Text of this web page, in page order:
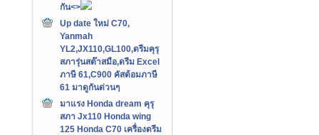
กัน<>
Up date ใหม่ C70,
Yanmah
YL2,JX110,GL100,ดรีมคุรุ
สภารุ่นสต๊าสมือ,ดรีม Excel
ภาษี 61,C900 คัสต้อมภาษี
61 มาดูกันด่วนๆ
มาแรง Honda dream คุรุ
สภา Jx110 Honda wing
125 Honda C70 เครื่องดรีม